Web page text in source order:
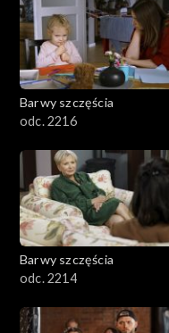
Barwy szczęścia
odc. 2216
Barwy szczęścia
odc. 2214